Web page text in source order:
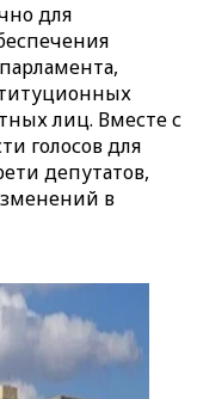
для
лиц. Вместе с
голосов для
депутатов,
в